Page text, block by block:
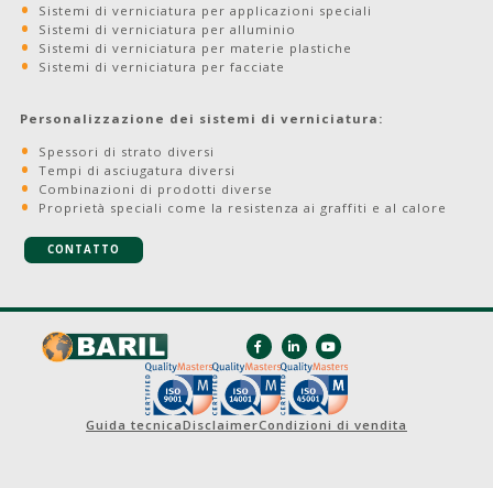
Sistemi di verniciatura per applicazioni speciali
Sistemi di verniciatura per alluminio
Sistemi di verniciatura per materie plastiche
Sistemi di verniciatura per facciate
Personalizzazione dei sistemi di verniciatura:
Spessori di strato diversi
Tempi di asciugatura diversi
Combinazioni di prodotti diverse
Proprietà speciali come la resistenza ai graffiti e al calore
CONTATTO
Guida tecnicaDisclaimerCondizioni di vendita